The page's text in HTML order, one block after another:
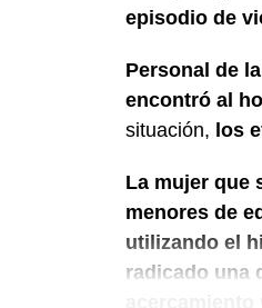
episodio de
Personal de
encontró al
situación, los
La mujer que
menores de
utilizando el
radicado una